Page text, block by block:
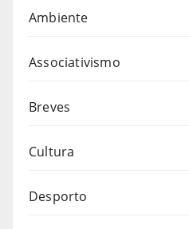
Ambiente
Associativismo
Breves
Cultura
Desporto